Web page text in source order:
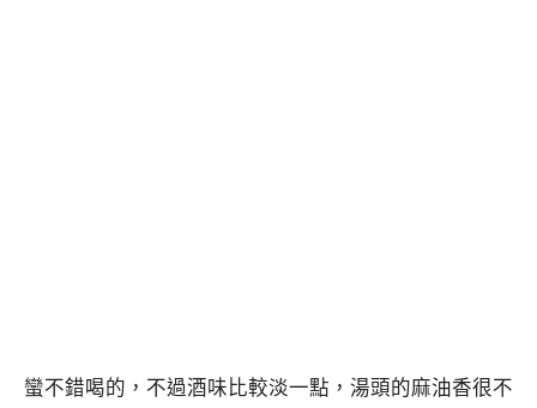
蠻不錯喝的，不過酒味比較淡一點，湯頭的麻油香很不